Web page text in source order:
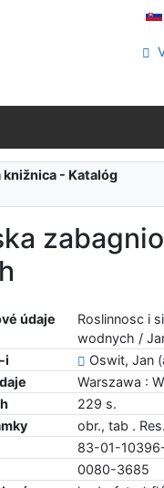
- Katalóg
údaje
Roslinnosc i
wodnych /
i
Oswit, Jan
Warszawa :
229 s.
obr., tab .
83-01-
0080-3685